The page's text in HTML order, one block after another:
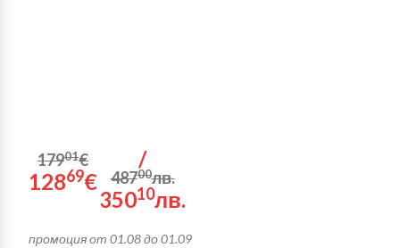
17901€
12869€
/
48700лв.
35010лв.
промоция от 01.08 до 01.09